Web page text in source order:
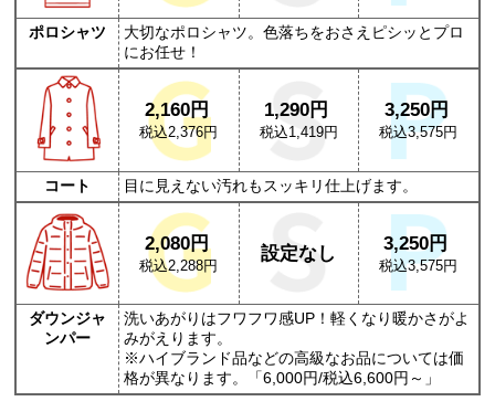
ポロシャツ
大切なポロシャツ。色落ちをおさえピシッとプロ
にお任せ！
2,160円
税込2,376円
1,290円
税込1,419円
3,250円
税込3,575円
コート 目に見えない汚れもスッキリ仕上げます。
2,080円
税込2,288円
設定なし 3,250円
税込3,575円
ダウンジャ
ンパー
洗いあがりはフワフワ感UP！軽くなり暖かさがよ
みがえります。
※ハイブランド品などの高級なお品については価
格が異なります。「6,000円/税込6,600円～」